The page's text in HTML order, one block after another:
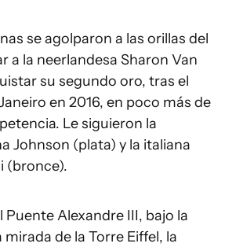
se agolparon a las orillas del
a la neerlandesa Sharon Van
su segundo oro, tras el
en 2016, en poco más de
Le siguieron la
Johnson (plata) y la italiana
(bronce).
Puente Alexandre III, bajo la
de la Torre Eiffel, la